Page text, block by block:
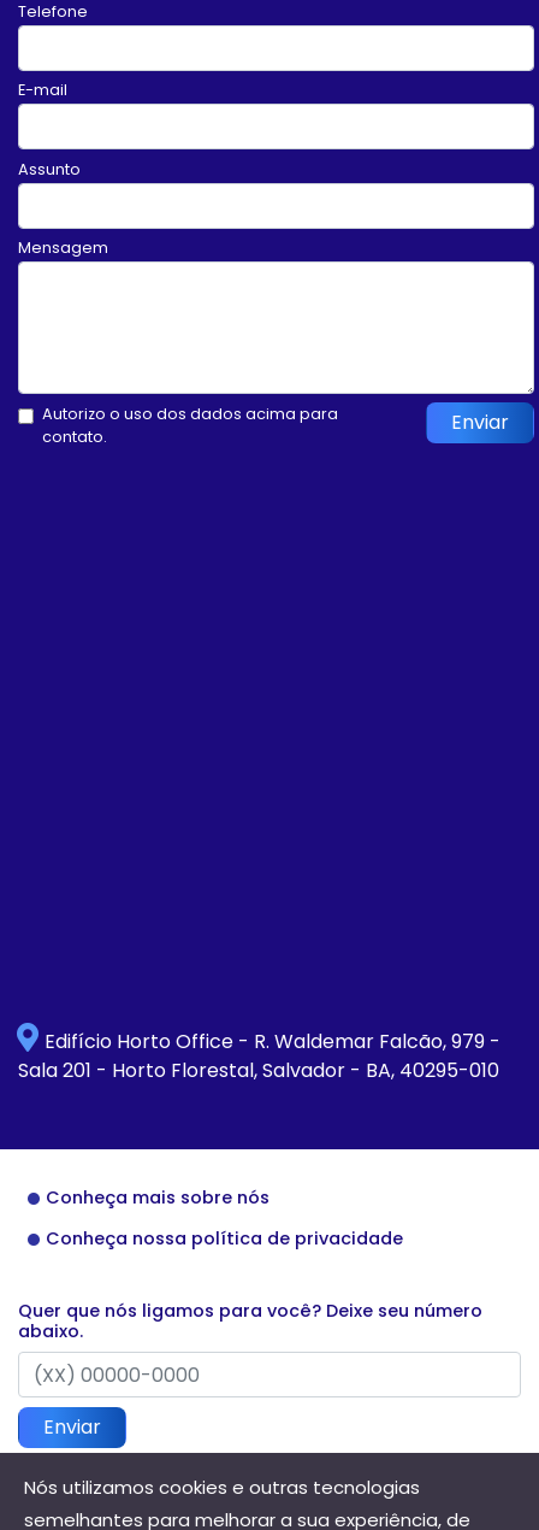
Telefone
E-mail
Assunto
Mensagem
Autorizo o uso dos dados acima para
contato.
Enviar
Edifício Horto Office - R. Waldemar Falcão, 979 -
Sala 201 - Horto Florestal, Salvador - BA, 40295-010
Conheça mais sobre nós
Conheça nossa política de privacidade
Quer que nós ligamos para você? Deixe seu número
abaixo.
Enviar
Nós utilizamos cookies e outras tecnologias
semelhantes para melhorar a sua experiência, de